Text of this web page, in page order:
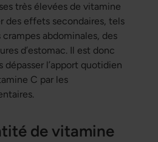
très élevées de vitamine
des effets secondaires, tels
abdominales, des
d’estomac. Il est donc
dépasser l’apport quotidien
C par les
de vitamine